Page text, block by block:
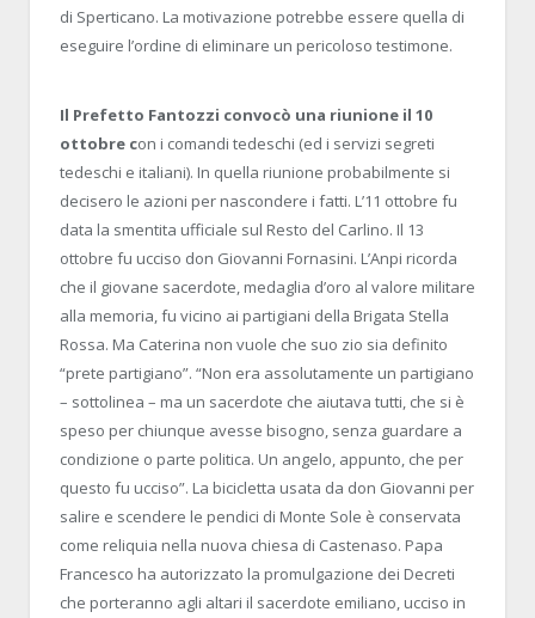
di Sperticano. La motivazione potrebbe essere quella di
eseguire l’ordine di eliminare un pericoloso testimone.
Il Prefetto Fantozzi convocò una riunione il 10
ottobre con i comandi tedeschi (ed i servizi segreti
tedeschi e italiani). In quella riunione probabilmente si
decisero le azioni per nascondere i fatti. L’11 ottobre fu
data la smentita ufficiale sul Resto del Carlino. Il 13
ottobre fu ucciso don Giovanni Fornasini. L’Anpi ricorda
che il giovane sacerdote, medaglia d’oro al valore militare
alla memoria, fu vicino ai partigiani della Brigata Stella
Rossa. Ma Caterina non vuole che suo zio sia definito
“prete partigiano”. “Non era assolutamente un partigiano
– sottolinea – ma un sacerdote che aiutava tutti, che si è
speso per chiunque avesse bisogno, senza guardare a
condizione o parte politica. Un angelo, appunto, che per
questo fu ucciso”. La bicicletta usata da don Giovanni per
salire e scendere le pendici di Monte Sole è conservata
come reliquia nella nuova chiesa di Castenaso. Papa
Francesco ha autorizzato la promulgazione dei Decreti
che porteranno agli altari il sacerdote emiliano, ucciso in